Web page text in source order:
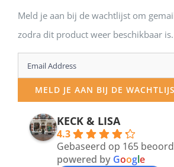
Meld je aan bij de wachtlijst om
zodra dit product weer beschikbaar is.
Enter
your
email
address
MELD JE AAN BIJ DE
KECK & LISA
4.3
Gebaseerd op 165
powered by Google